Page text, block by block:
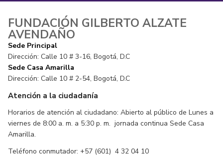
FUNDACIÓN GILBERTO ALZATE
AVENDAÑO
Sede Principal
Dirección: Calle 10 # 3-16, Bogotá, D.C
Sede Casa Amarilla
Dirección: Calle 10 # 2-54, Bogotá, D.C
Atención a la ciudadanía
Horarios de atención al ciudadano: Abierto al público de Lunes a
viernes de 8:00 a. m. a 5:30 p. m. jornada continua Sede Casa
Amarilla.
Teléfono conmutador: +57 (601) 4 32 04 10